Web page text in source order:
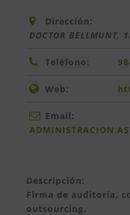
Dirección:
DOCTOR BELLMUNT,
Teléfono:
Web:
Email:
Descripción:
Firma de auditoría,
outsourcing.